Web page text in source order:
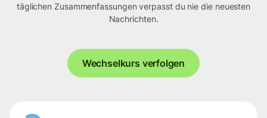
täglichen Zusammenfassungen verpasst du nie die neuesten
Nachrichten.
Wechselkurs verfolgen